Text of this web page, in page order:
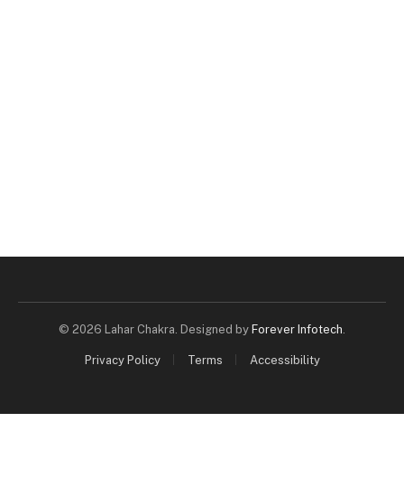
© 2026 Lahar Chakra. Designed by Forever Infotech
Privacy Policy Terms Accessibility